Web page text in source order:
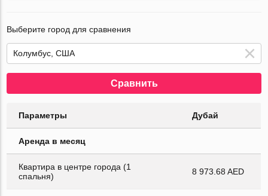
Выберите город для сравнения
Сравнить
Параметры Дубай
Аренда в месяц
Квартира в центре города (1
спальня)
8 973.68 AED